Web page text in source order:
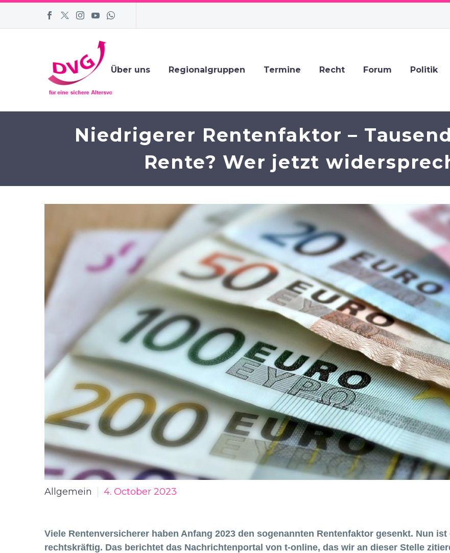
Über uns Regionalgruppen Termine Recht Forum Politik
Niedrigerer Rentenfaktor –
Rente? Wer jetzt
Allgemein 4. October 2023
Viele Rentenversicherer haben Anfang 2023 den sogenannten Rentenfaktor gesenkt. Nun
rechtskräftig. Das berichtet das Nachrichtenportal von t-online, das wir an dieser Stelle